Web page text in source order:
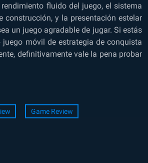
fluido del juego, el sistema
construcción, y la presentación estelar
un juego agradable de jugar. Si estás
juego móvil de estrategia de conquista
definitivamente vale la pena probar
Game Review